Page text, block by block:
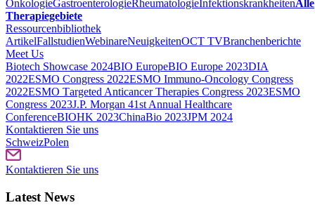
OnkologieGastroenterologieRheumatologieInfektionskrankheitenAlle
Therapiegebiete
Ressourcenbibliothek
ArtikelFallstudienWebinareNeuigkeitenOCT TVBranchenberichte
Meet Us
Biotech Showcase 2024BIO EuropeBIO Europe 2023DIA
2022ESMO Congress 2022ESMO Immuno-Oncology Congress
2022ESMO Тargeted Anticancer Therapies Congress 2023ESMO
Congress 2023J.P. Morgan 41st Annual Healthcare
ConferenceBIOHK 2023ChinaBio 2023JPM 2024
Kontaktieren Sie uns
SchweizPolen
Kontaktieren Sie uns
Latest News